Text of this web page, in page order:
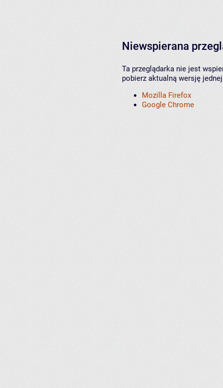
Niewspierana
Ta przeglądarka nie jest
pobierz aktualną wersję
Mozilla Firefox
Google Chrome